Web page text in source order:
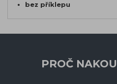
bez příklepu
PROČ